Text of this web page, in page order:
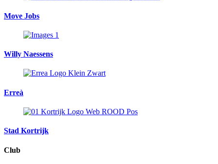
Move Jobs
Willy Naessens
Erreà
Stad Kortrijk
Club